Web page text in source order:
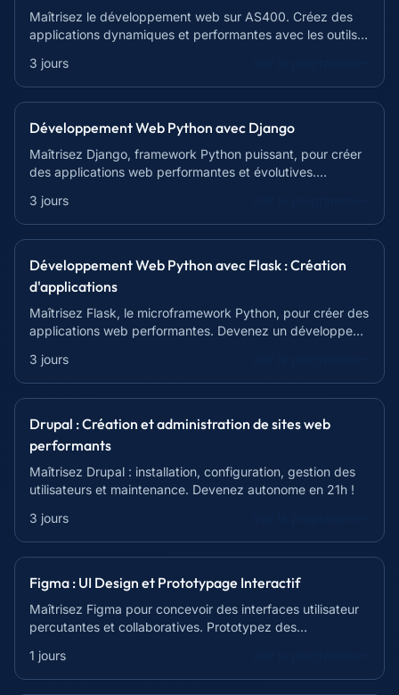
Maîtrisez le développement web sur AS400. Créez des
applications dynamiques et performantes avec les outils
3 jours
Développement Web Python avec Django
Maîtrisez Django, framework Python puissant, pour créer
des applications web performantes et évolutives.
3 jours
Développement Web Python avec Flask : Création
d'applications
Maîtrisez Flask, le microframework Python, pour créer des
applications web performantes. Devenez un développeur
3 jours
Drupal : Création et administration de sites web
performants
Maîtrisez Drupal : installation, configuration, gestion des
utilisateurs et maintenance. Devenez autonome en 21h !
3 jours
Figma : UI Design et Prototypage Interactif
Maîtrisez Figma pour concevoir des interfaces utilisateur
percutantes et collaboratives. Prototypez des
1 jours